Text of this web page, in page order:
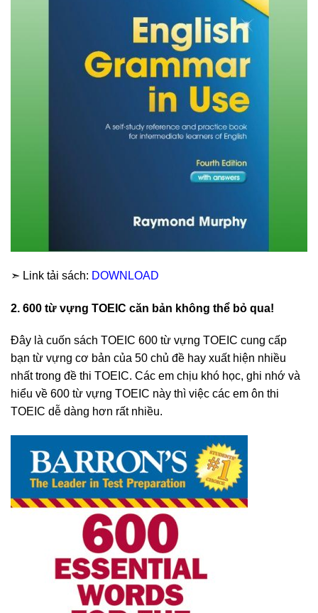
➣ Link tải sách: DOWNLOAD
2. 600 từ vựng TOEIC căn bản không thể bỏ qua!
Đây là cuốn sách TOEIC 600 từ vựng TOEIC cung cấp
bạn từ vựng cơ bản của 50 chủ đề hay xuất hiện nhiều
nhất trong đề thi TOEIC. Các em chịu khó học, ghi nhớ và
hiểu về 600 từ vựng TOEIC này thì việc các em ôn thi
TOEIC dễ dàng hơn rất nhiều.